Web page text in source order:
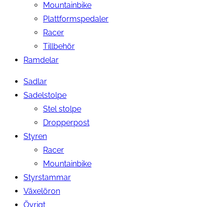
Mountainbike
Plattformspedaler
Racer
Tillbehör
Ramdelar
Sadlar
Sadelstolpe
Stel stolpe
Dropperpost
Styren
Racer
Mountainbike
Styrstammar
Växelöron
Övrigt